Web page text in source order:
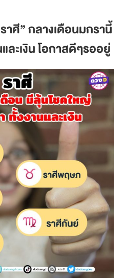
าศี” กลางเดือนมกรานี้
ละเงิน โอกาสดีๆรออยู่